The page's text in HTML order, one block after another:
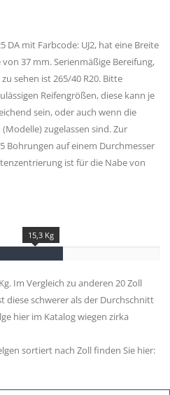
DA mit Farbcode: UJ2, hat eine Breite
37 mm. Serienmäßige Bereifung,
sehen ist 265/40 R20. Bitte
Reifengrößen, diese kann je
sein, oder auch wenn die
zugelassen sind. Zur
Bohrungen auf einem Durchmesser
ist für die Nabe von
15,3 Kg
Im Vergleich zu anderen 20 Zoll
diese schwerer als der Durchschnitt
hier im Katalog wiegen zirka
sortiert nach Zoll finden Sie hier: